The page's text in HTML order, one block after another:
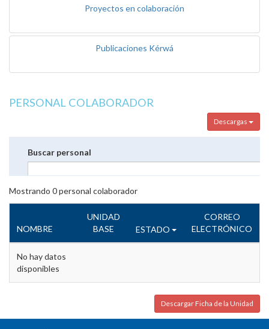
Proyectos en colaboración
Publicaciones Kérwá
PERSONAL COLABORADOR
Descargas
Buscar personal
Mostrando 0personal colaborador
NOMBRE
UNIDAD
BASE
ESTADO
CORREO
ELECTRÓNICO
No hay datos
disponibles
Descargar Ficha de la Unidad